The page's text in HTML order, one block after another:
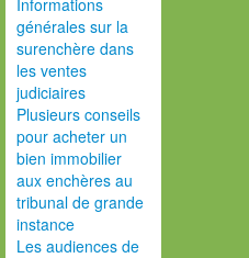
Informations
générales sur la
surenchère dans
les ventes
judiciaires
Plusieurs conseils
pour acheter un
bien immobilier
aux enchères au
tribunal de grande
instance
Les audiences de